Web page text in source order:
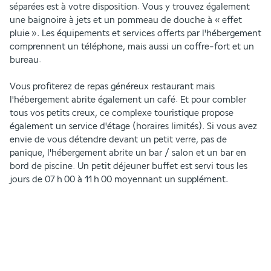
séparées est à votre disposition. Vous y trouvez également
une baignoire à jets et un pommeau de douche à « effet
pluie ». Les équipements et services offerts par l'hébergement
comprennent un téléphone, mais aussi un coffre-fort et un
bureau.
Vous profiterez de repas généreux restaurant mais
l'hébergement abrite également un café. Et pour combler
tous vos petits creux, ce complexe touristique propose
également un service d'étage (horaires limités). Si vous avez
envie de vous détendre devant un petit verre, pas de
panique, l'hébergement abrite un bar / salon et un bar en
bord de piscine. Un petit déjeuner buffet est servi tous les
jours de 07 h 00 à 11 h 00 moyennant un supplément.